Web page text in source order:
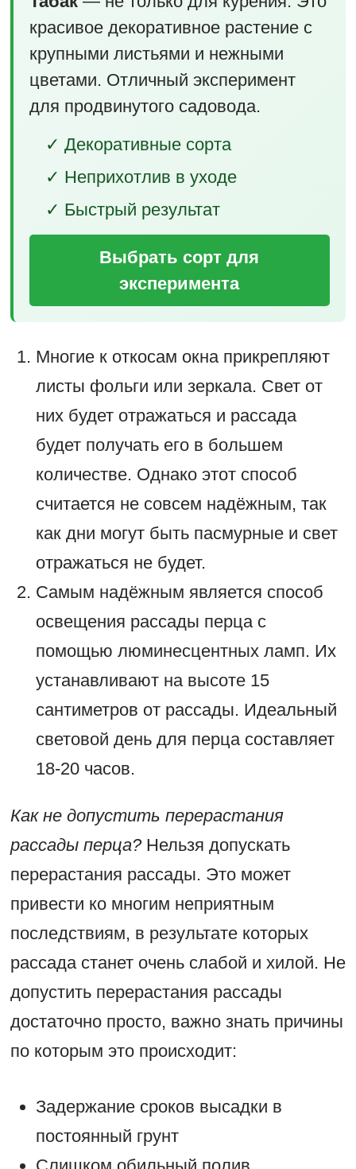
красивое декоративное растение с
крупными листьями и нежными
цветами. Отличный эксперимент
для продвинутого садовода.
✓ Декоративные сорта
✓ Неприхотлив в уходе
✓ Быстрый результат
Выбрать сорт для
эксперимента
Многие к откосам окна прикрепляют
листы фольги или зеркала. Свет от
них будет отражаться и рассада
будет получать его в большем
количестве. Однако этот способ
считается не совсем надёжным, так
как дни могут быть пасмурные и свет
отражаться не будет.
Самым надёжным является способ
освещения рассады перца с
помощью люминесцентных ламп. Их
устанавливают на высоте 15
сантиметров от рассады. Идеальный
световой день для перца составляет
18-20 часов.
Как не допустить перерастания
рассады перца?Нельзя допускать
перерастания рассады. Это может
привести ко многим неприятным
последствиям, в результате которых
рассада станет очень слабой и хилой. Не
допустить перерастания рассады
достаточно просто, важно знать причины
по которым это происходит:
Задержание сроков высадки в
постоянный грунт